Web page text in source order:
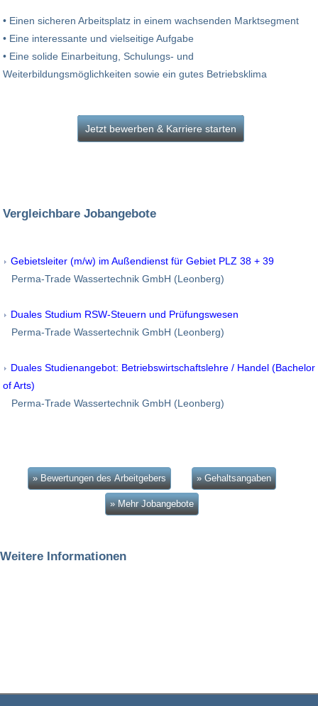
• Einen sicheren Arbeitsplatz in einem wachsenden Marktsegment
• Eine interessante und vielseitige Aufgabe
• Eine solide Einarbeitung, Schulungs- und
Weiterbildungsmöglichkeiten sowie ein gutes Betriebsklima
Jetzt bewerben & Karriere starten
Vergleichbare Jobangebote
Gebietsleiter (m/w) im Außendienst für Gebiet PLZ 38 + 39
Perma-Trade Wassertechnik GmbH (Leonberg)
Duales Studium RSW-Steuern und Prüfungswesen
Perma-Trade Wassertechnik GmbH (Leonberg)
Duales Studienangebot: Betriebswirtschaftslehre / Handel (Bachelor
of Arts)
Perma-Trade Wassertechnik GmbH (Leonberg)
» Bewertungen des Arbeitgebers » Gehaltsangaben
» Mehr Jobangebote
Weitere Informationen